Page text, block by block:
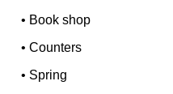
• Book shop
•Counters
• Spring